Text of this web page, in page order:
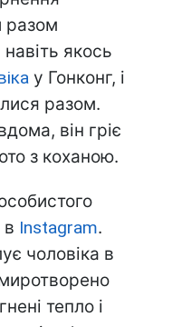
разом
якось
у Гонконг, і
разом.
він гріє
з коханою.
в Instagram.
чоловіка в
тепло і